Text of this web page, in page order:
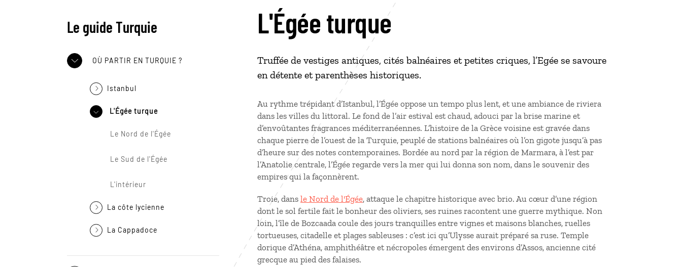
Le guide Turquie
OÙ PARTIR EN TURQUIE ?
Istanbul
L'Égée turque
Le Nord de l'Égée
Le Sud de l'Égée
L'intérieur
La côte lycienne
La Cappadoce
L'Égée turque
Truffée de vestiges antiques, cités balnéaires et petites criques, l’Egée se savoure
en détente et parenthèses historiques.
Au rythme trépidant d’Istanbul, l’Égée oppose un tempo plus lent, et une ambiance de riviera
dans les villes du littoral. Le fond de l’air estival est chaud, adouci par la brise marine et
d’envoûtantes fragrances méditerranéennes. L’histoire de la Grèce voisine est gravée dans
chaque pierre de l’ouest de la Turquie, peuplé de stations balnéaires où l’on gigote jusqu’à pas
d’heure sur des notes contemporaines. Bordée au nord par la région de Marmara, à l’est par
l’Anatolie centrale, l’Égée regarde vers la mer qui lui donna son nom, dans le souvenir des
empires qui la façonnèrent.
Troie, dans le Nord de l'Égée, attaque le chapitre historique avec brio. Au cœur d’une région
dont le sol fertile fait le bonheur des oliviers, ses ruines racontent une guerre mythique. Non
loin, l’île de Bozcaada coule des jours tranquilles entre vignes et maisons blanches, ruelles
tortueuses, citadelle et plages sableuses : c’est ici qu’Ulysse aurait préparé sa ruse. Temple
dorique d’Athéna, amphithéâtre et nécropoles émergent des environs d’Assos, ancienne cité
grecque au pied des falaises.